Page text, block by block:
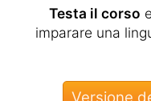
Testa il corso
imparare una